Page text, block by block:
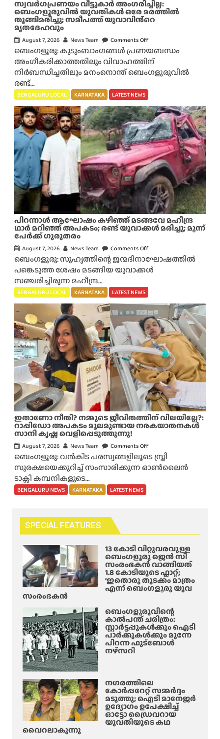
സ്വവർഗപ്രണയം വീട്ടുകാർ അംഗരിച്ചില്ല:
ബെംഗളൂരുവിൽ യുവതികൾ ഒരേ മരത്തിൽ
തൂങ്ങിമരിച്ചു; സമീപത്ത് യുവാവിൻ്റെ
മൃതദേഹവും
August 7, 2026 News Team Comments Off
n
സ്വ
വ
പ്ര
ണ
യം
വീ
ട്ടു
കാ
ർ
അം
ഗ
രി
ച്ചി
ല്ല
ഗ
ളൂ
യു
വ
തി
ക
ൾ
ഒ
രേ
മ
ര
ത്തി
ൽ
തൂ
രി
വാ
വി
ൻ്
റെ
മൃ
ദേ
ഹ
വും
ബെംഗളൂരു: കുടുംബാംഗങ്ങൾ പ്രണയബന്ധം
അംഗീകരിക്കാത്തതിലും വിവാഹത്തിന്
നിർബന്ധിച്ചതിലും മനംനൊന്ത് ബെംഗളൂരുവിൽ
രണ്ട്...
BENGALURU LOCAL KARNATAKA LATEST NEWS
പിറന്നാൾ ആഘോഷം കഴിഞ്ഞ് മടങ്ങവേ മഹീന്ദ്ര
ഥാർ മറിഞ്ഞ് അപകടം; രണ്ട് യുവാക്കൾ മരിച്ചു; മൂന്ന്
പേർക്ക് ഗുരുതരം
August 7, 2026 News Team Comments Off
n
പി
ൾ
ആ
ഘോ
ഷം
ക
ഴി
ഞ്ഞ്
മ
ട
ങ്ങ
വേ
മ
ഥാ
ർ
;
ര
ണ്ട്
യു
വാ
ക്ക
ൾ
മ
രി
ന്ന്
പേ
ർ
ക്ക്
ഗു
ബെംഗളൂരു: സുഹൃത്തിന്റെ ജന്മദിനാഘോഷത്തിൽ
പങ്കെടുത്ത ശേഷം മടങ്ങിയ യുവാക്കൾ
സഞ്ചരിച്ചിരുന്ന മഹീന്ദ്ര...
BENGALURU LOCAL KARNATAKA LATEST NEWS
ഇതാണോ നീതി? നമ്മുടെ ജീവിതത്തിന് വിലയില്ലേ?:
റാപ്പിഡോ അപകടം മൂലമുണ്ടായ നരകയാതനകൾ
സാനി കൃഷ്ണ വെളിപ്പെടുത്തുന്നു!
August 7, 2026 News Team Comments Off
n
ഇ
ന
ടെ
ജീ
വി
ത
ന്
വി
ല
യി
റാ
പ്പി
ഡോ
അ
പ
ബെംഗളൂരു: വൻകിട പരസ്യങ്ങളിലൂടെ സ്ത്രീ
സുരക്ഷയെക്കുറിച്ച് സംസാരിക്കുന്ന ഓൺലൈൻ
ടാക്സി കമ്പനികളുടെ...
BENGALURU NEWS KARNATAKA LATEST NEWS
SPECIAL FEATURES
13 കോടി വിറ്റുവരവുള്ള
ബെംഗളൂരു ജെൻ സി
സംരംഭകൻ വാങ്ങിയത്
1.8 കോടിയുടെ ഫ്ലാറ്റ്;
‘ഇതൊരു തുടക്കം മാത്രം
എന്ന് ബെംഗളൂരു യുവ
സംരംഭകൻ
ബെംഗളൂരുവിന്റെ
കാൽപന്ത് ചരിത്രം:
സ്റ്റാർട്ടപ്പുകൾക്കും ഐടി
പാർക്കുകൾക്കും മുന്നേ
പിറന്ന ഫുട്ബോൾ
നഴ്സറി
നഗരത്തിലെ
കോർപ്പറേറ്റ് സമ്മർദ്ദം
മടുത്തു; ഐടി മാനേജർ
ഉദ്യോഗം ഉപേക്ഷിച്ച്
ഓട്ടോ ഡ്രൈവറായ
യുവതിയുടെ കഥ
വൈറലാകുന്നു